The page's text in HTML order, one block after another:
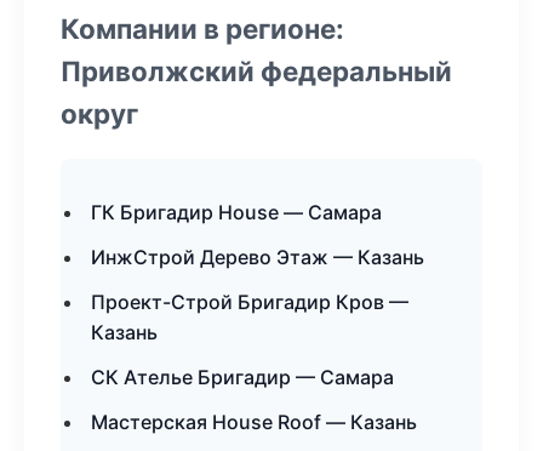
Компании в регионе:
Приволжский федеральный
округ
ГК Бригадир House — Самара
ИнжСтрой Дерево Этаж — Казань
Проект-Строй Бригадир Кров —
Казань
СК Ателье Бригадир — Самара
Мастерская House Roof — Казань